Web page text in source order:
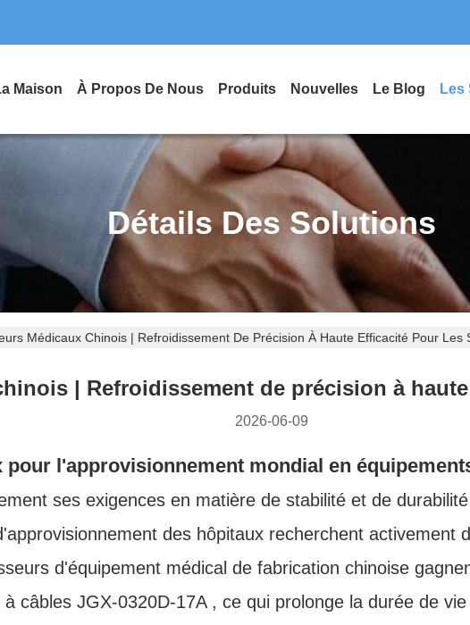
Maison À Propos De Nous Produits Nouvelles Le Blog Les
Détails Des Solutions
Médicaux Chinois | Refroidissement De Précision À Haute Efficacité Pour Les
| Refroidissement de précision à
2026-06-09
l'approvisionnement mondial en
ses exigences en matière de stabilité et de
des hôpitaux recherchent activement
d'équipement médical de fabrication chinoise
câbles JGX‐0320D‐17A , ce qui prolonge la durée de